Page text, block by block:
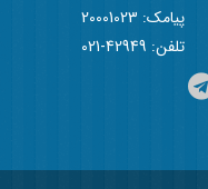
پیامک: 20001023
تلفن: 42949-021